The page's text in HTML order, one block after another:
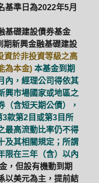
基準日為2022年5月
基礎建設債券基金
期新興金融基礎建設
資於非投資等級之高
為本金) 本基金到期
內，經理公司得依其
興市場國家或地區之
（含短天期公債），
3款第2目或第3目所
最高流動比率仍不得
及其相關規定；所謂
限在三年（含）以內
，但設有機動到期
以美元為主，提前結